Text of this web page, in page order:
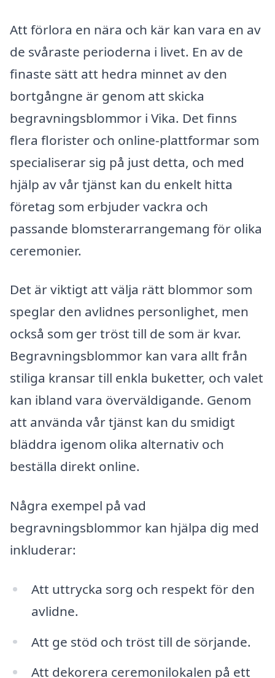
Att förlora en nära och kär kan vara en av
de svåraste perioderna i livet. En av de
finaste sätt att hedra minnet av den
bortgångne är genom att skicka
begravningsblommor i Vika. Det finns
flera florister och online-plattformar som
specialiserar sig på just detta, och med
hjälp av vår tjänst kan du enkelt hitta
företag som erbjuder vackra och
passande blomsterarrangemang för olika
ceremonier.
Det är viktigt att välja rätt blommor som
speglar den avlidnes personlighet, men
också som ger tröst till de som är kvar.
Begravningsblommor kan vara allt från
stiliga kransar till enkla buketter, och valet
kan ibland vara överväldigande. Genom
att använda vår tjänst kan du smidigt
bläddra igenom olika alternativ och
beställa direkt online.
Några exempel på vad
begravningsblommor kan hjälpa dig med
inkluderar:
Att uttrycka sorg och respekt för den
avlidne.
Att ge stöd och tröst till de sörjande.
Att dekorera ceremonilokalen på ett